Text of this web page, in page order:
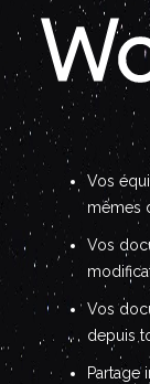
Vos
mêmes
Vos
Vos
depuis
Partage